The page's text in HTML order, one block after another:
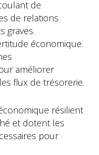
de
de relations
graves.
économique.
améliorer
flux de trésorerie.
résilient
et dotent les
pour